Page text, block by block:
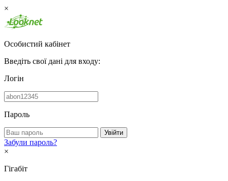
×
Особистий кабінет
Введіть свої дані для входу:
Логін
Пароль
Увійти
Забули пароль?
×
Гігабіт